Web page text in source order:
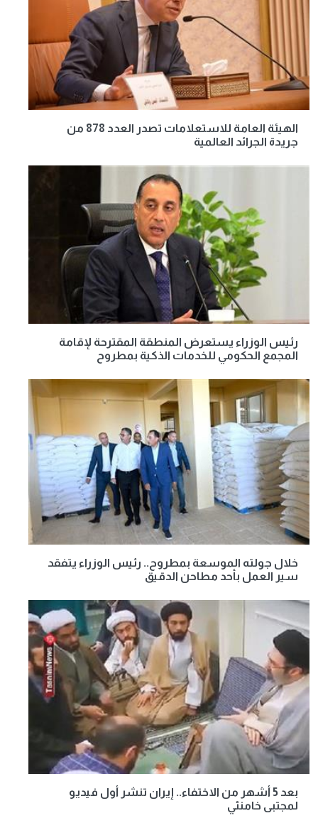
الهيئة العامة للاستعلامات تصدر العدد 878 من
جريدة الجرائد العالمية
رئيس الوزراء يستعرض المنطقة المقترحة لإقامة
المجمع الحكومي للخدمات الذكية بمطروح
خلال جولته الموسعة بمطروح.. رئيس الوزراء يتفقد
سير العمل بأحد مطاحن الدقيق
بعد 5 أشهر من الاختفاء.. إيران تنشر أول فيديو
لمجتبى خامنئي